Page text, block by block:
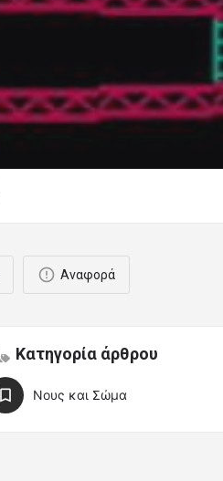
Αναφορά
Κατηγορία άρθρου
Νους και Σώμα